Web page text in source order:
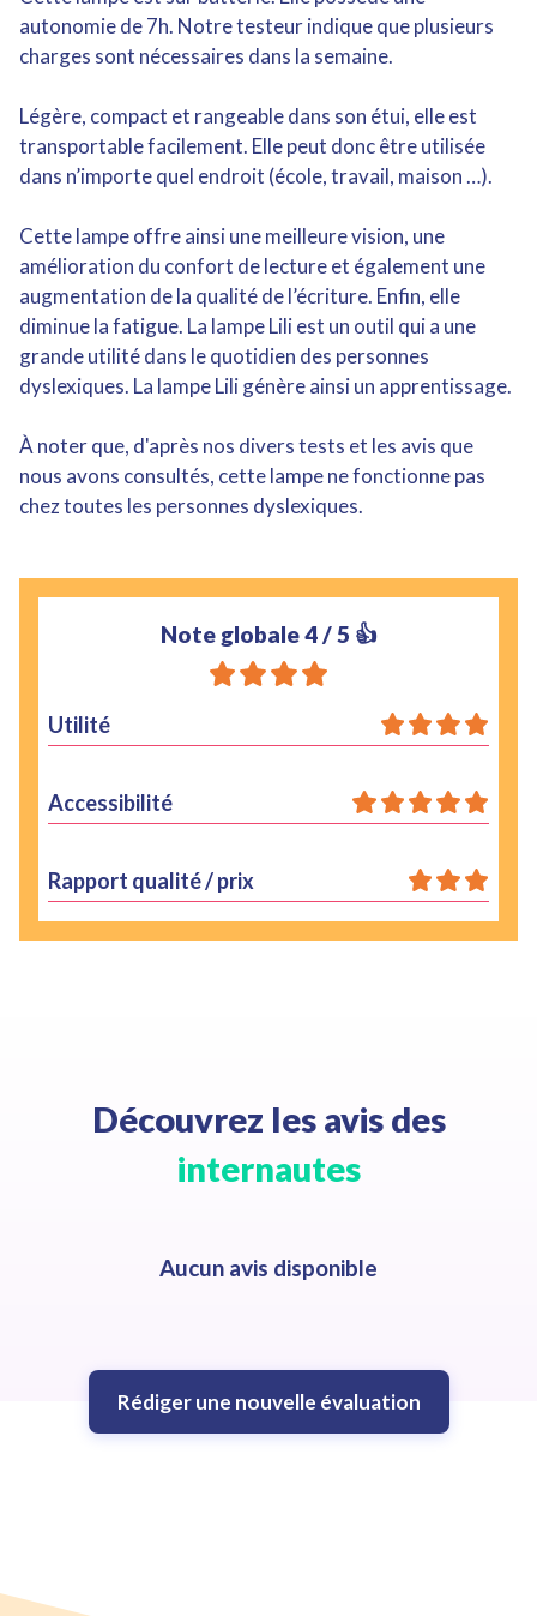
autonomie de 7h. Notre testeur indique que plusieurs
charges sont nécessaires dans la semaine.
Légère, compact et rangeable dans son étui, elle est
transportable facilement. Elle peut donc être utilisée
dans n’importe quel endroit (école, travail, maison …).
Cette lampe offre ainsi une meilleure vision, une
amélioration du confort de lecture et également une
augmentation de la qualité de l’écriture. Enfin, elle
diminue la fatigue. La lampe Lili est un outil qui a une
grande utilité dans le quotidien des personnes
dyslexiques. La lampe Lili génère ainsi un apprentissage.
À noter que, d'après nos divers tests et les avis que
nous avons consultés, cette lampe ne fonctionne pas
chez toutes les personnes dyslexiques.
Note globale4/ 5 👍
Utilité
Accessibilité
Rapport qualité / prix
Découvrez les avis des
internautes
Aucun avis disponible
Rédiger une nouvelle évaluation